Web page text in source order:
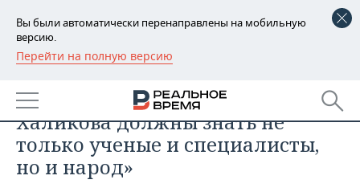
Вы были автоматически перенаправлены на мобильную
версию.
Перейти на полную версию
РЕГИОНЫ
БАШКОРТОСТАН
ТАТАРСТАН
УДМУРТИЯ
НОВОСТИ
АНАЛИТИКА
НОВОСТИ АНАЛИТИКИ
ЭКОНОМИКА
Фаяз Хузин: «Альфреда
Халикова должны знать не
только ученые и специалисты,
но и народ»